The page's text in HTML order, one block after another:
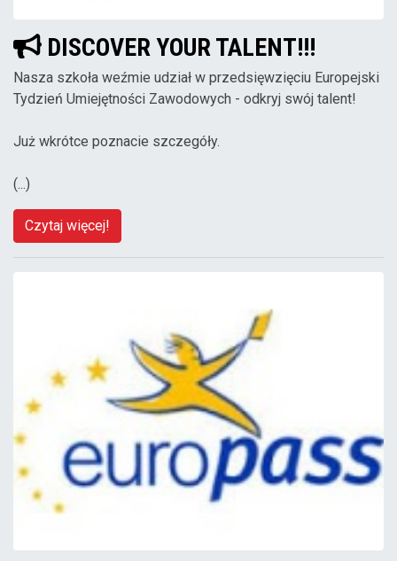
DISCOVER YOUR TALENT!!!
Nasza szkoła weźmie udział w przedsięwzięciu Europejski
Tydzień Umiejętności Zawodowych - odkryj swój talent!
Już wkrótce poznacie szczegóły.
(...)
Czytaj więcej!